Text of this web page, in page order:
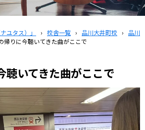
ユタス）」 › 校舎一覧 › 品川大井町校 ›
品川
帰りに今聴いてきた曲がここで
聴いてきた曲がここで